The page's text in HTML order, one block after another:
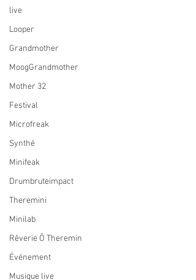
live
Looper
Grandmother
MoogGrandmother
Mother 32
Festival
Microfreak
Synthé
Minifeak
Drumbruteimpact
Theremini
Minilab
Rêverie Ô Theremin
Événement
Musique live